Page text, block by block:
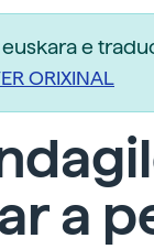
e
ORIXINAL
a